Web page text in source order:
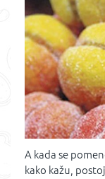
A kada se
kako kažu,